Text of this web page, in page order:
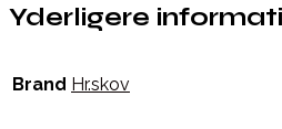
Yderligere
Brand Hr.skov